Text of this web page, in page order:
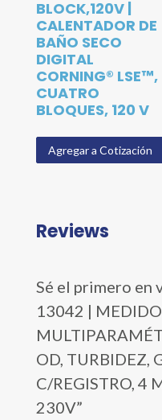
BLOCK,120V |
CALENTADOR DE
BAÑO SECO
DIGITAL
CORNING® LSE™,
CUATRO
BLOQUES, 120 V
Agregar a Cotización
Reviews
Sé el primero en
13042 |
OD, TURBIDEZ,
C/REGISTRO, 4
230V”